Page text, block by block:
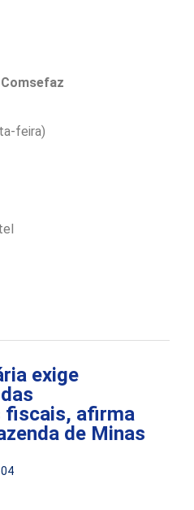
feira)
exige
fiscais, afirma
de Minas